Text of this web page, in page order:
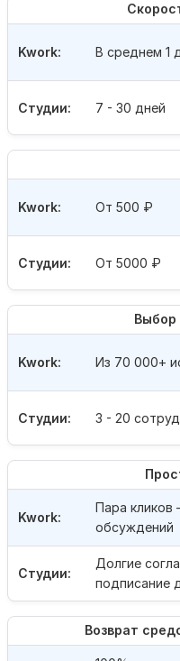
Студии: 7 - 30 дней
Kwork: В среднем 1
Студии: От 5000 ₽
Kwork: От 500 ₽
Выбор
Студии: 3 - 20
Kwork: Из 70 000+
Студии:
Долгие
подписание
Kwork:
Пара кликов
обсуждений
Возврат